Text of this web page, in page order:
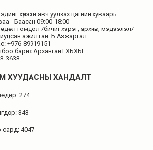
хүлээн авч уулзах цагийн хуваарь:
- Баасан 09:00-18:00
гомдол /бичиг хэрэг, архив, мэдээлэл/
ажилтан: Б.Азжаргал.
+976-89919151
барих Архангай ГХБХБГ:
3633
ХУУДАСНЫ ХАНДАЛТ
274
343
сард: 4047